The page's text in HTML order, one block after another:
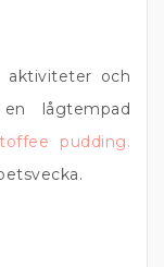
aktiviteter och
lågtempad
pudding.